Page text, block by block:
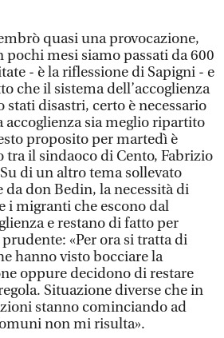
quasi una provocazione,
pochi mesi siamo passati da 600
- è la riflessione di Sapigni - e
che il sistema dell’accoglienza
stati disastri, certo è necessario
accoglienza sia meglio ripartito
proposito per martedì è
il sindaoco di Cento, Fabrizio
di un altro tema sollevato
don Bedin, la necessità di
i migranti che escono dal
e restano di fatto per
prudente: «Per ora si tratta di
hanno visto bocciare la
oppure decidono di restare
Situazione diverse che in
stanno cominciando ad
non mi risulta».